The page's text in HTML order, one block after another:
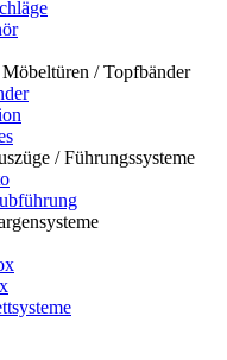
/ Topfbänder
/ Führungssysteme